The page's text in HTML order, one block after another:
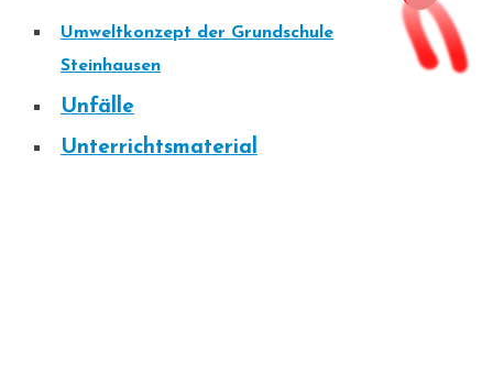
Umweltkonzept der Grundschule
Steinhausen
Unfälle
Unterrichtsmaterial